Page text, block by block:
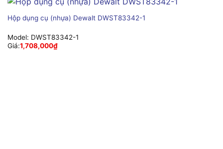
Hộp dụng cụ (nhựa) Dewalt DWST83342-1
Model: DWST83342-1
Giá:1,708,000₫